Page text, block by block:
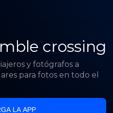
crossing
y fotógrafos a
para fotos en todo el
LA APP